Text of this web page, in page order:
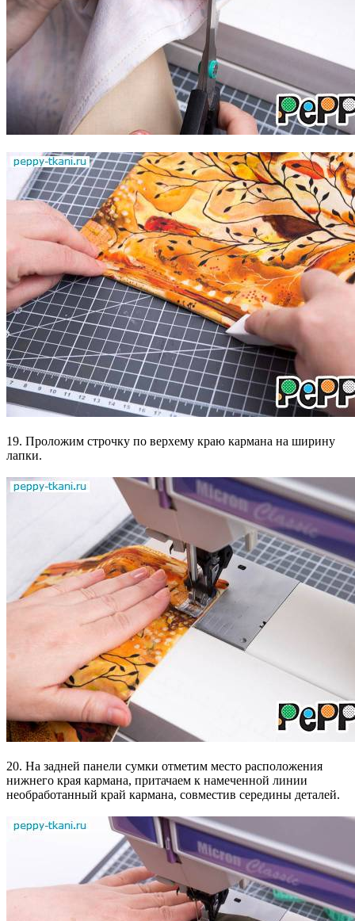
19. Проложим строчку по верхему краю кармана на ширину
лапки.
20. На задней панели сумки отметим место расположения
нижнего края кармана, притачаем к намеченной линии
необработанный край кармана, совместив середины деталей.